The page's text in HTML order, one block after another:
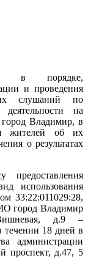
в порядке,
и проведения
слушаний по
на
город Владимир, в
жителей об их
о результатах
предоставления
использования
33:22:011029:28,
город Владимир
д.9 –
18 дней в
администрации
проспект, д.47, 5